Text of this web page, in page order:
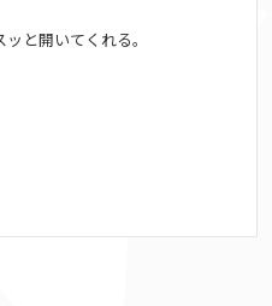
と開いてくれる。